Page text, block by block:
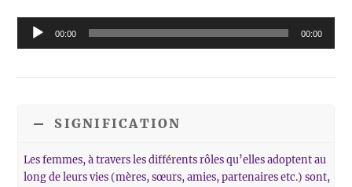
Reproductor
de
00:00 00:00
SIGNIFICATION
Les femmes, à travers les différents rôles qu’elles adoptent au
long de leurs vies (mères, sœurs, amies, partenaires etc.) sont,